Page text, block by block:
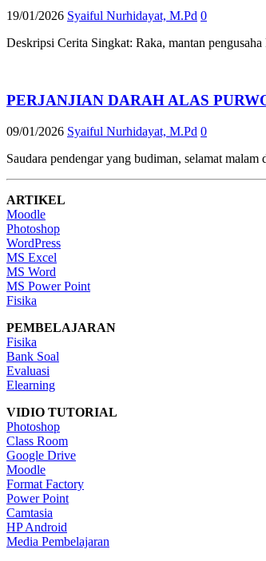
19/01/2026 Syaiful Nurhidayat, M.Pd 0
Deskripsi Cerita Singkat: Raka, mantan
PERJANJIAN DARAH ALAS
09/01/2026 Syaiful Nurhidayat, M.Pd 0
Saudara pendengar yang budiman, selamat
ARTIKEL
Moodle
Photoshop
WordPress
MS Excel
MS Word
MS Power Point
Fisika
PEMBELAJARAN
Fisika
Bank Soal
Evaluasi
Elearning
VIDIO TUTORIAL
Photoshop
Class Room
Google Drive
Moodle
Format Factory
Power Point
Camtasia
HP Android
Media Pembelajaran